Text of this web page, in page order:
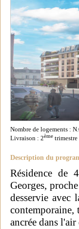
Nombre de logements :
Livraison : 2ème trimestre
Description du
Résidence de
Georges,
desservie avec
contemporaine,
ancrée dans